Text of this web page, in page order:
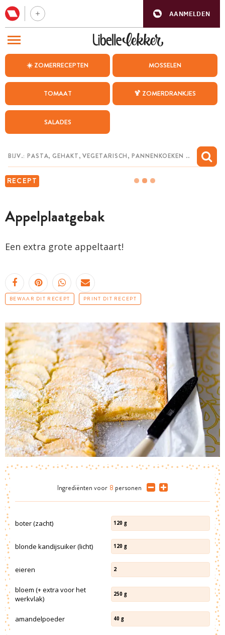
AANMELDEN
☀️ ZOMERRECEPTEN MOSSELEN
TOMAAT 🍹 ZOMERDRANKJES
SALADES
RECEPT
Appelplaatgebak
Een extra grote appeltaart!
BEWAAR DIT RECEPT PRINT DIT RECEPT
Ingrediënten voor 8 personen
boter (zacht) 120 g
blonde kandijsuiker (licht) 120 g
eieren 2
bloem (+ extra voor het
werkvlak)
250 g
amandelpoeder 40 g
BEZOEK ONZE ANDERE WEBSITES
WEEKMENU
CHAT MET MAIA
MIJN BEWAARDE RECEPTEN